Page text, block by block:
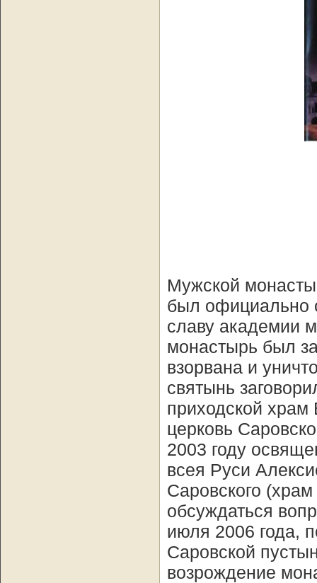
Мужской
был официально
славу академии
монастырь был
взорвана и
святынь
приходской
церковь
2003 году
всея Руси
Саровского
обсуждаться
июля 2006 года,
Саровской
возрождение